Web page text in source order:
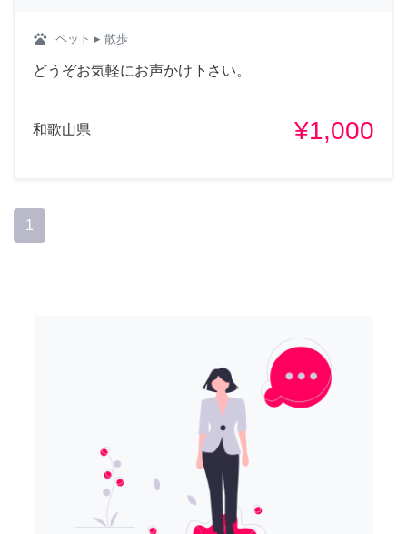
pets ペット ▸ 散歩
どうぞお気軽にお声かけ下さい。
和歌山県 ¥1,000
1